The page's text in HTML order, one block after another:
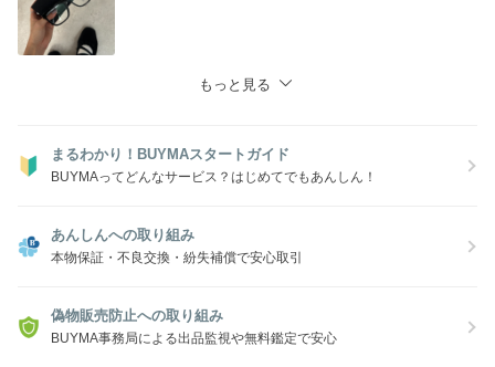
・通常掲載商品は在庫御座います。
売り違いにて完売の場合も御座いますのでご了承ください。
もっと見る
まるわかり！BUYMAスタートガイド
BUYMAってどんなサービス？はじめてでもあんしん！
あんしんへの取り組み
本物保証・不良交換・紛失補償で安心取引
偽物販売防止への取り組み
BUYMA事務局による出品監視や無料鑑定で安心